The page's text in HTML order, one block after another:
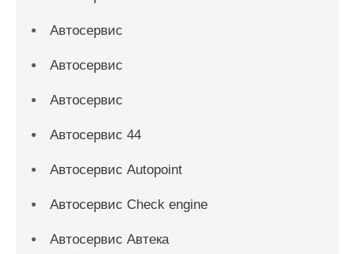
Автосервис
Автосервис
Автосервис
Автосервис 44
Автосервис Autopoint
Автосервис Check engine
Автосервис Автека